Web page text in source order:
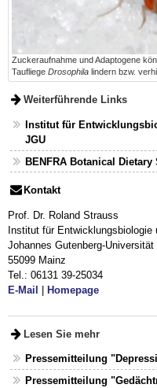
Zuckeraufnahme und Adaptogene
Taufliege Drosophila lindern bzw.
Weiterführende Links
Institut für
JGU
BENFRA Botanical
Kontakt
Prof. Dr. Roland Strauss
Institut für Entwicklungsbiologie
Johannes Gutenberg-Universität
55099 Mainz
Tel.: 06131 39-25034
E-Mail
Homepage
Lesen Sie mehr
Pressemitteilung
Pressemitteilung